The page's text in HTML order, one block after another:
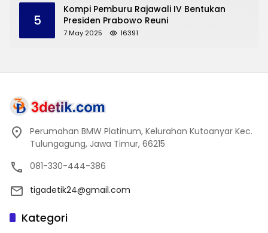
5
Kompi Pemburu Rajawali IV Bentukan
Presiden Prabowo Reuni
7 May 2025 16391
Perumahan BMW Platinum, Kelurahan Kutoanyar Kec.
Tulungagung, Jawa Timur, 66215
081-330-444-386
tigadetik24@gmail.com
Kategori